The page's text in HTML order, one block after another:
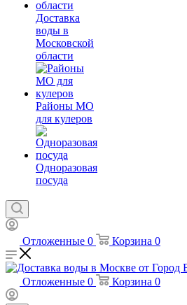
Доставка
воды в
Московской
области
Районы МО
для кулеров
Одноразовая
посуда
Отложенные 0 Корзина 0
Отложенные 0 Корзина 0